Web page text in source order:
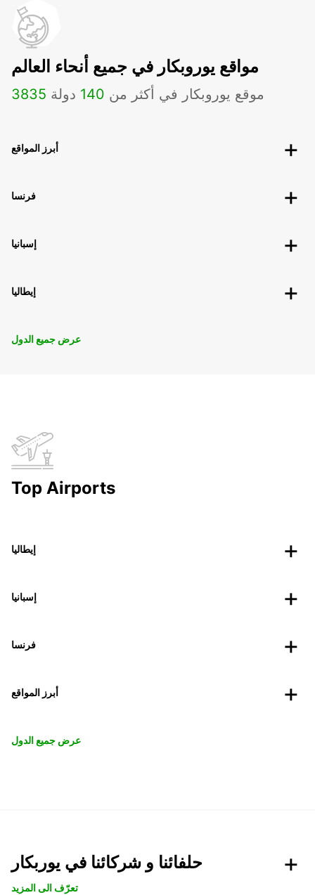
مواقع يوروبكار في جميع أنحاء العالم
3835 موقع يوروبكار في أكثر من 140 دولة
أبرز المواقع
فرنسا
إسبانيا
إيطاليا
عرض جميع الدول
Top Airports
إيطاليا
إسبانيا
فرنسا
أبرز المواقع
عرض جميع الدول
حلفائنا و شركائنا في يوربكار
تعرّف الى المزيد